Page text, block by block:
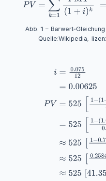
Abb. 1 –
Quelle:Wikipedia,